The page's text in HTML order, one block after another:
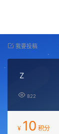
我要投稿
Z
822
¥ 10 积分